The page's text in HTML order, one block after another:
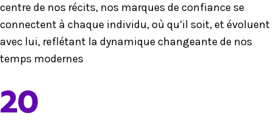
centre de nos récits, nos marques de confiance se
connectent à chaque individu, où qu’il soit, et évoluent
avec lui, reflétant la dynamique changeante de nos
temps modernes
20